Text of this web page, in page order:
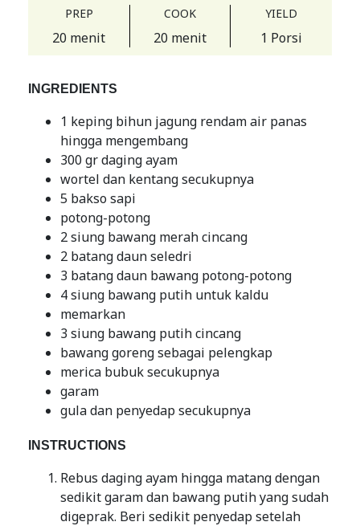
PREP
20 menit
COOK
20 menit
YIELD
1 Porsi
INGREDIENTS
1 keping bihun jagung rendam air panas
hingga mengembang
300 gr daging ayam
wortel dan kentang secukupnya
5 bakso sapi
potong-potong
2 siung bawang merah cincang
2 batang daun seledri
3 batang daun bawang potong-potong
4 siung bawang putih untuk kaldu
memarkan
3 siung bawang putih cincang
bawang goreng sebagai pelengkap
merica bubuk secukupnya
garam
gula dan penyedap secukupnya
INSTRUCTIONS
Rebus daging ayam hingga matang dengan
sedikit garam dan bawang putih yang sudah
digeprak. Beri sedikit penyedap setelah